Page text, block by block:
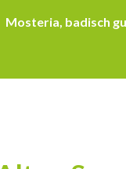
Mosteria, badisch